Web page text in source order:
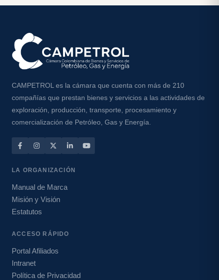
CAMPETROL es la cámara que cuenta con más de 210
compañías que prestan bienes y servicios a las actividades de
exploración, producción, transporte, procesamiento y
comercialización de Petróleo, Gas y Energía.
LA ORGANIZACIÓN
Manual de Marca
Misión y Visión
Estatutos
ACCESO RÁPIDO
Portal Afiliados
Intranet
Política de Privacidad